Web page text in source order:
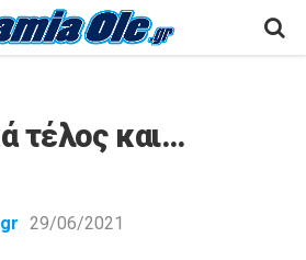
τέλος και…
29/06/2021